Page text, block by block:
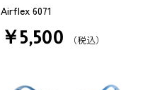
Airflex 6071
￥5,500 （税込）